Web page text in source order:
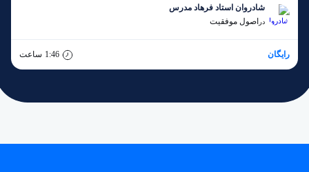
شادروان استاد فرهاد مدرس
در اصول موفقیت
رایگان 1:46 ساعت